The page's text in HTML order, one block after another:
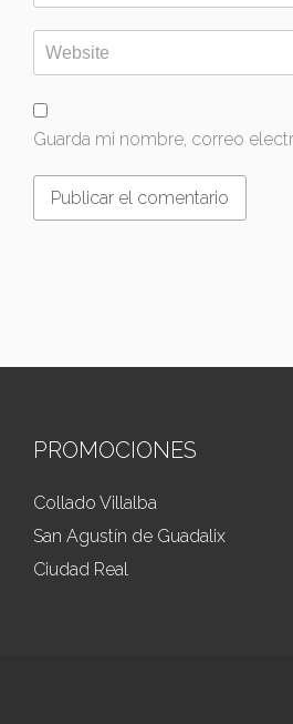
Guarda mi nombre, correo
PROMOCIONES
Collado Villalba
San Agustín de Guadalix
Ciudad Real